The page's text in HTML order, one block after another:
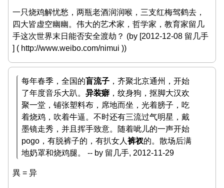
一只烧鸡解忧愁，两瓶老酒润润喉，三支红梅驾鹤去，
四大皆虚空幽幽。伟大的艺术家，哲学家，教育家留几
手这次世界末日能否安全渡劫？ (by [2012-12-08 留几手
] ( http://www.weibo.com/nimui ))
每年春季，全国的盲流子 ，齐聚北京通州，开始
了年度音乐大趴。 异装癖 ，纹身狗，抠脚大汉欢
聚一堂，铺张塑料布，席地而坐，光着膀子，吃
着烧鸡，吹着牛逼。不时还有三流过气明星，戴
墨镜走秀，并且挥手致意。随着呲儿的一声开始
pogo，有脱裤子的，有扒女人 裤衩的。散场后满
地奶罩和烧鸡腿。 -- by 留几手, 2012-11-29
異 = 异